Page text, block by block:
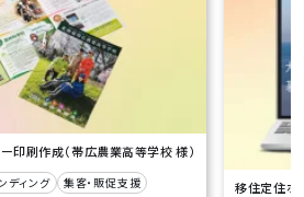
印刷作成（帯広農業高等学校 様）
ディング 集客・販促支援 移住定住ポ